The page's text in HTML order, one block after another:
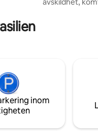
inom